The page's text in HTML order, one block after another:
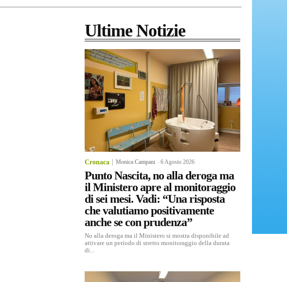
Ultime Notizie
Cronaca Monica Campani -6 Agosto 2026
Punto Nascita, no alla deroga ma
il Ministero apre al monitoraggio
di sei mesi. Vadi: “Una risposta
che valutiamo positivamente
anche se con prudenza”
No alla deroga ma il Ministero si mostra disponibile ad
attivare un periodo di stretto monitoraggio della durata
di...